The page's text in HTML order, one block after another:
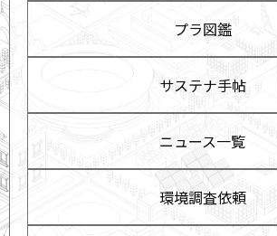
プラ図鑑
サステナ手帖
ニュース一覧
環境調査依頼